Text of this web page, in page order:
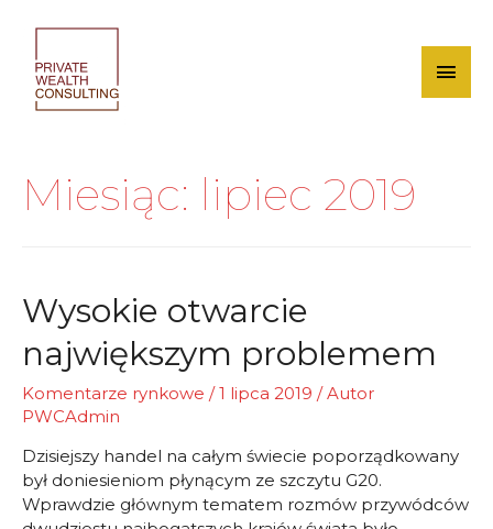
content
Main
Miesiąc: lipiec 2019
Wysokie otwarcie
największym problemem
Komentarze rynkowe /1 lipca 2019 / Autor
PWCAdmin
Dzisiejszy handel na całym świecie poporządkowany
był doniesieniom płynącym ze szczytu G20.
Wprawdzie głównym tematem rozmów przywódców